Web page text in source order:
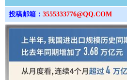
投稿邮箱： 3555333776@QQ.COM